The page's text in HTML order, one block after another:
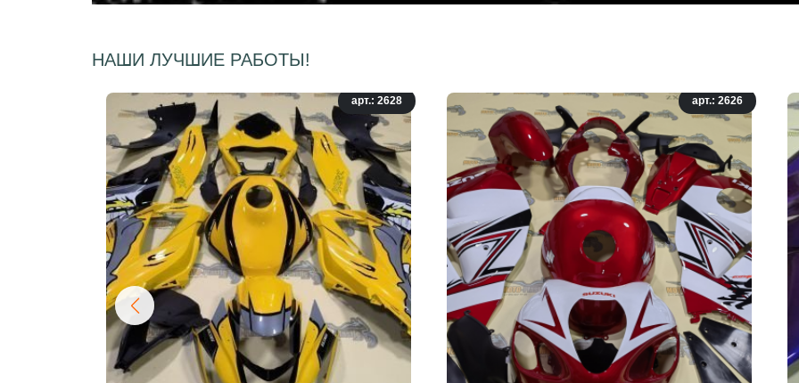
НАШИ ЛУЧШИЕ РАБОТЫ!
арт.: 2628 арт.: 2626